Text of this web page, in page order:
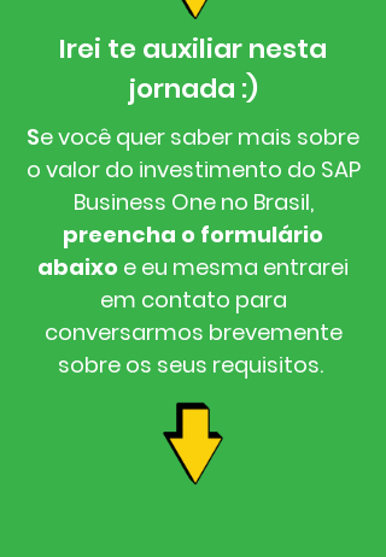
Irei te auxiliar nesta
jornada :)
Se você quer saber mais sobre
o valor do investimento do SAP
Business One no Brasil,
preencha o formulário
abaixo e eu mesma entrarei
em contato para
conversarmos brevemente
sobre os seus requisitos.